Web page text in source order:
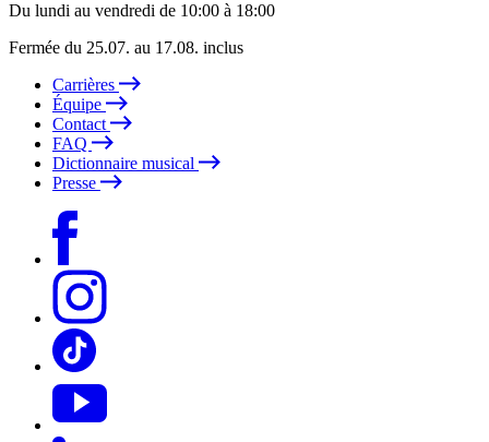
Du lundi au vendredi de 10:00 à 18:00
Fermée du 25.07. au 17.08. inclus
Carrières
Équipe
Contact
FAQ
Dictionnaire musical
Presse